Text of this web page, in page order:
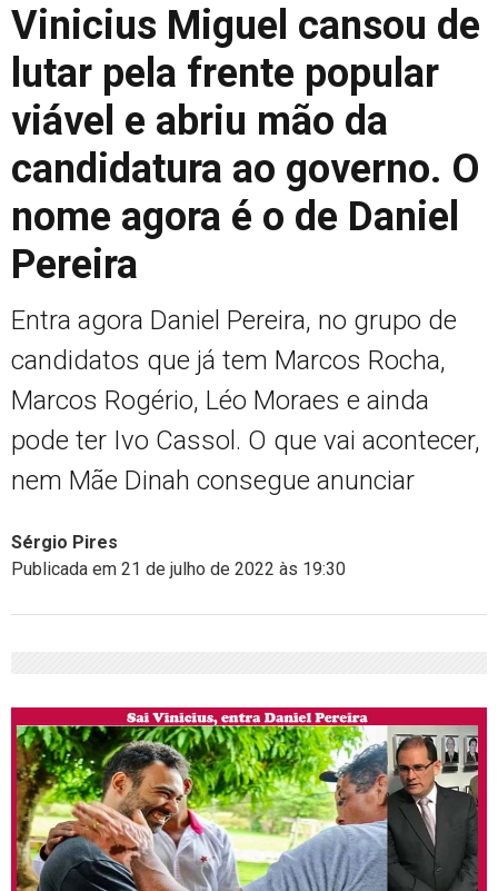
Vinicius Miguel cansou de
lutar pela frente popular
viável e abriu mão da
candidatura ao governo. O
nome agora é o de Daniel
Pereira
Entra agora Daniel Pereira, no grupo de
candidatos que já tem Marcos Rocha,
Marcos Rogério, Léo Moraes e ainda
pode ter Ivo Cassol. O que vai acontecer,
nem Mãe Dinah consegue anunciar
Sérgio Pires
Publicada em 21 de julho de 2022 às 19:30